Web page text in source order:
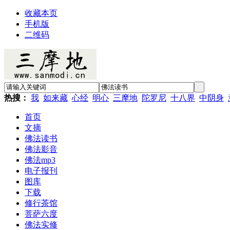
收藏本页
手机版
二维码
热搜： 我 如来藏 心经 明心 三摩地 陀罗尼 十八界 中阴身
首页
文摘
佛法读书
佛法影音
佛法mp3
电子报刊
图库
下载
修行茶馆
菩萨六度
佛法实修